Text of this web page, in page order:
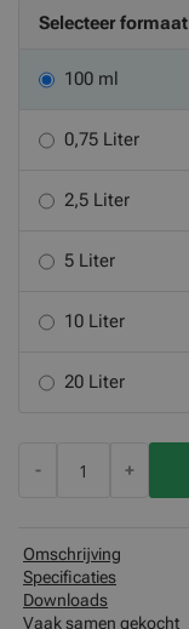
Selecteer formaat
100 ml
0,75 Liter
2,5 Liter
5 Liter
10 Liter
20 Liter
- +
Omschrijving
Specificaties
Downloads
Vaak samen gekocht